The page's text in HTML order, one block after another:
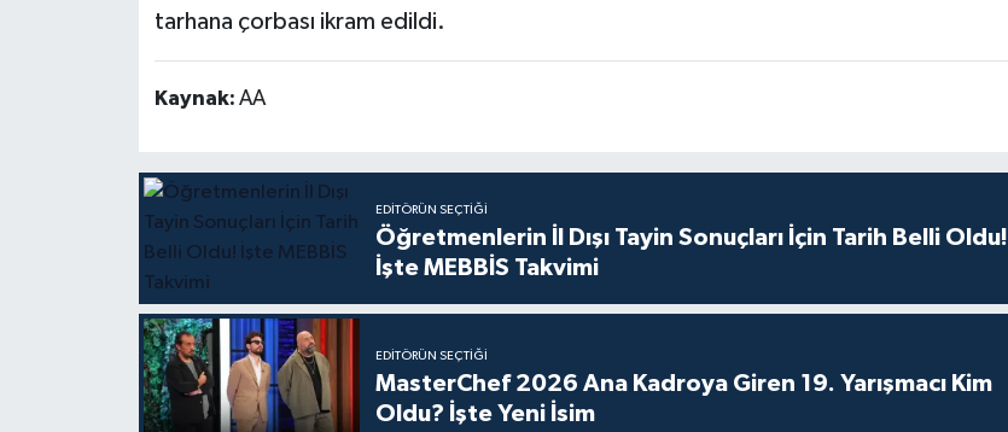
tarhana çorbası ikram edildi.
Kaynak: AA
EDITÖRÜN SEÇTIĞI
Öğretmenlerin İl Dışı Tayin Sonuçları İçin Tarih Belli Oldu!
İşte MEBBİS Takvimi
EDITÖRÜN SEÇTIĞI
MasterChef 2026 Ana Kadroya Giren 19. Yarışmacı Kim
Oldu? İşte Yeni İsim